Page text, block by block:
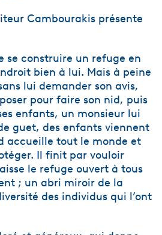
Cambourakis présente
se construire un refuge en
bien à lui. Mais à peine
lui demander son avis,
pour faire son nid, puis
enfants, un monsieur lui
guet, des enfants viennent
accueille tout le monde et
Il finit par vouloir
le refuge ouvert à tous
; un abri miroir de la
des individus qui l’ont